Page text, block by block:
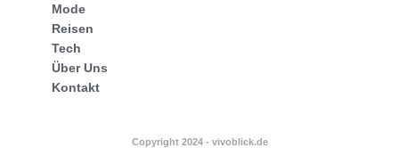
Mode
Reisen
Tech
Über Uns
Kontakt
Copyright 2024 - vivoblick.de